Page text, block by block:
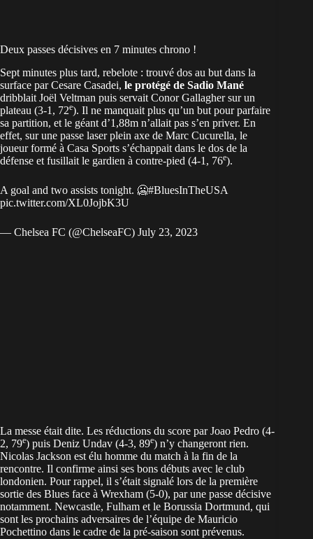
Deux passes décisives en 7 minutes chrono !
Sept minutes plus tard, rebelote : trouvé dos au but dans la
surface par Cesare Casadei, le protégé de Sadio Mané
dribblait Joël Veltman puis servait Conor Gallagher sur un
plateau (3-1, 72e). Il ne manquait plus qu’un but pour parfaire
sa partition, et le géant d’1,88m n’allait pas s’en priver. En
effet, sur une passe laser plein axe de Marc Cucurella, le
joueur formé à Casa Sports s’échappait dans le dos de la
défense et fusillait le gardien à contre-pied (4-1, 76e).
A goal and two assists tonight. 🥶#BluesInTheUSA
pic.twitter.com/XL0JojbK3U
— Chelsea FC (@ChelseaFC) July 23, 2023
La messe était dite. Les réductions du score par Joao Pedro (4-
2, 79e) puis Deniz Undav (4-3, 89e) n’y changeront rien.
Nicolas Jackson est élu homme du match à la fin de la
rencontre. Il confirme ainsi ses bons débuts avec le club
londonien. Pour rappel, il s’était signalé lors de la première
sortie des Blues face à Wrexham (5-0), par une passe décisive
notamment. Newcastle, Fulham et le Borussia Dortmund, qui
sont les prochains adversaires de l’équipe de Mauricio
Pochettino dans le cadre de la pré-saison sont prévenus.